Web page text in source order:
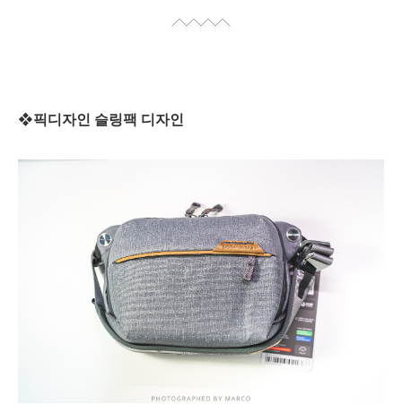
❖픽디자인 슬링팩 디자인